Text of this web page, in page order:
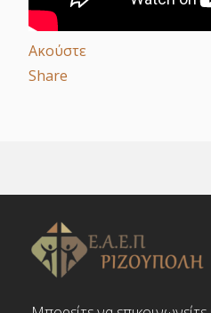
Ακούστε
Share